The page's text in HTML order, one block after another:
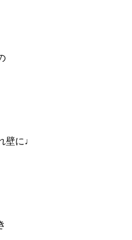
壁に♩